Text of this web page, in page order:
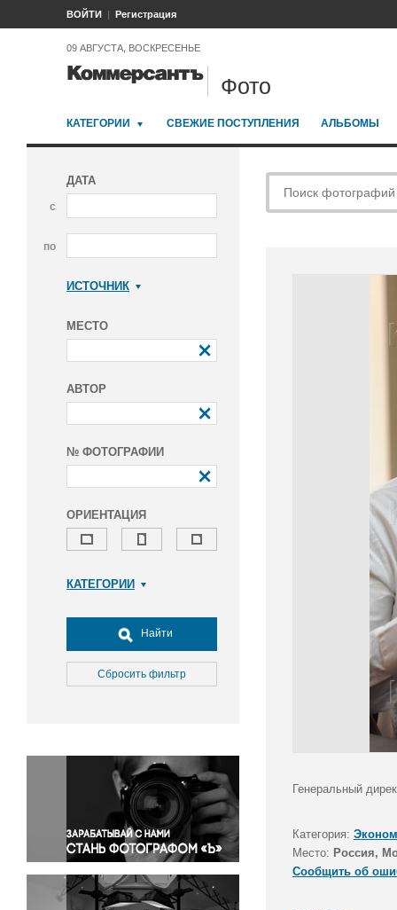
ВОЙТИ Регистрация
09 АВГУСТА, ВОСКРЕСЕНЬЕ
Фото
КАТЕГОРИИ СВЕЖИЕ ПОСТУПЛЕНИЯ АЛЬБОМЫ
ДАТА
с
по
ИСТОЧНИК
МЕСТО
АВТОР
№ ФОТОГРАФИИ
ОРИЕНТАЦИЯ
КАТЕГОРИИ
Досуг, туризм и отдых
Культура
Медицина
Окружающая среда
Политика
Правосудие
Происшествия и конфликты
Религия
Светская жизнь
Спорт
Найти
Сбросить фильтр
Генеральный
Категория:
Место: Россия,
Сообщить об